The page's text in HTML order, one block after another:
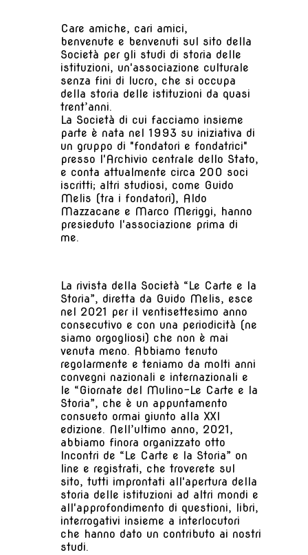
Care amiche, cari amici,
benvenute e benvenuti sul sito della
Società per gli studi di storia delle
istituzioni, un'associazione culturale
senza fini di lucro, che si occupa
della storia delle istituzioni da quasi
trent’anni.
La Società di cui facciamo insieme
parte è nata nel 1993 su iniziativa di
un gruppo di "fondatori e fondatrici"
presso l'Archivio centrale dello Stato,
e conta attualmente circa 200 soci
iscritti; altri studiosi, come Guido
Melis (tra i fondatori), Aldo
Mazzacane e Marco Meriggi, hanno
presieduto l'associazione prima di
me.
La rivista della Società “Le Carte e la
Storia”, diretta da Guido Melis, esce
nel 2021 per il ventisettesimo anno
consecutivo e con una periodicità (ne
siamo orgogliosi) che non è mai
venuta meno. Abbiamo tenuto
regolarmente e teniamo da molti anni
convegni nazionali e internazionali e
le “Giornate del Mulino-Le Carte e la
Storia”, che è un appuntamento
consueto ormai giunto alla XXI
edizione. Nell’ultimo anno, 2021,
abbiamo finora organizzato otto
Incontri de “Le Carte e la Storia” on
line e registrati, che troverete sul
sito, tutti improntati all'apertura della
storia delle istituzioni ad altri mondi e
all'approfondimento di questioni, libri,
interrogativi insieme a interlocutori
che hanno dato un contributo ai nostri
studi.